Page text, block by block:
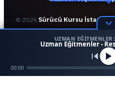
© 2026 Sürücü Kursu İstanbul.
T.C. Milli Eğitim Bakanlığı Onaylı
Kodlama ve Tasarım:Enver Çağlar
Ara
1
UZMAN EĞITMENLER
Uzman Eğitmenler -
00:00